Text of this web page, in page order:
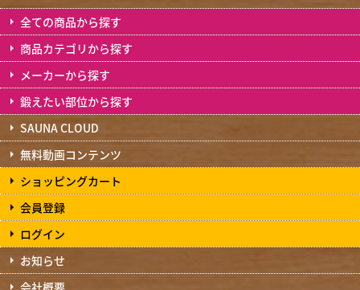
全ての商品から探す
商品カテゴリから探す
メーカーから探す
鍛えたい部位から探す
SAUNA CLOUD
無料動画コンテンツ
ショッピングカート
会員登録
ログイン
お知らせ